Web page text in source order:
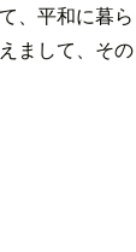
、平和に暮ら
まして、その